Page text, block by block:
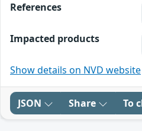
References
Impacted products
Show details on NVD website
JSON Share To